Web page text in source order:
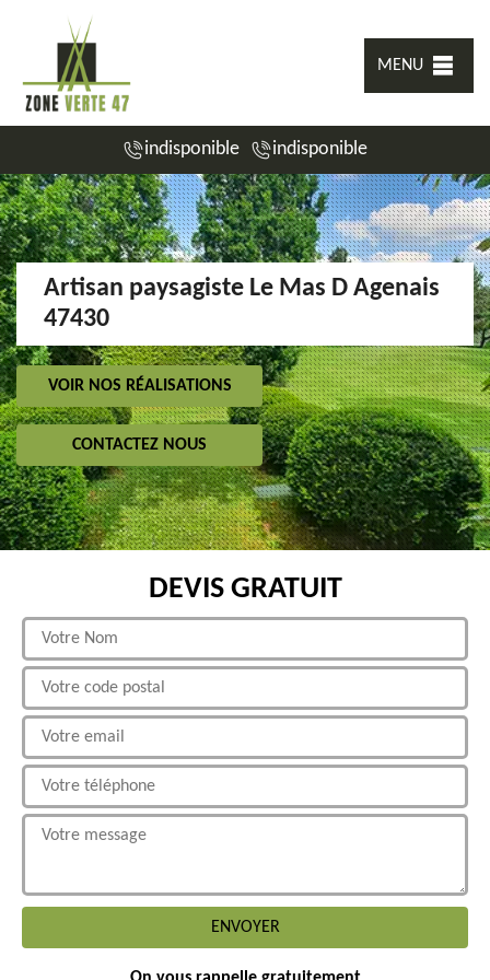
MENU
indisponible indisponible
Artisan paysagiste Le Mas D Agenais
47430
VOIR NOS RÉALISATIONS
CONTACTEZ NOUS
DEVIS GRATUIT